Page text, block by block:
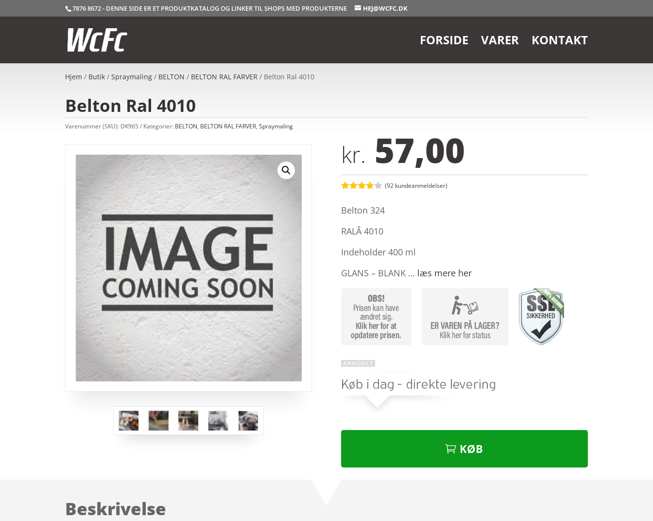
7876 8672 - DENNE SIDE ER ET PRODUKTKATALOG OG LINKER TIL SHOPS MED PRODUKTERNE HEJ@WCFC.DK
FORSIDE VARER KONTAKT
Hjem / Butik /Spraymaling / BELTON / BELTON RAL FARVER / Belton Ral 4010
Belton Ral 4010
Varenummer (SKU): DK965 Kategorier: BELTON, BELTON RAL FARVER,Spraymaling
kr. 57,00
ud af 5
på
kundebed
er
(92kundeanmeldelser)
Belton 324
RALÂ 4010
Indeholder 400 ml
GLANS – BLANK … læs mere her
KØB
Beskrivelse